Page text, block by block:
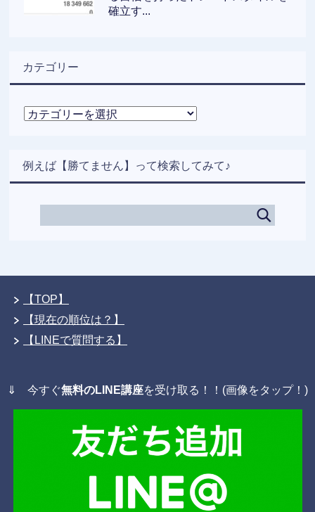
確立す...
カテゴリー
カ
ー
例えば【勝てません】って検索してみて♪
【TOP】
【現在の順位は？】
【LINEで質問する】
⇓ 今すぐ無料のLINE講座を受け取る！！(画像をタップ！)